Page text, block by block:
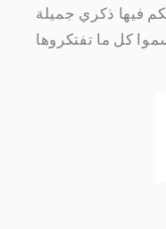
فيها ذكري جميلة